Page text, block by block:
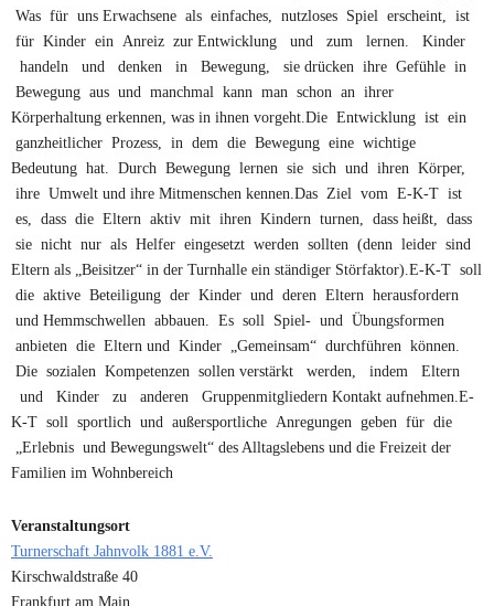
Was für uns Erwachsene als einfaches, nutzloses Spiel erscheint, ist
für Kinder ein Anreiz zur Entwicklung und zum lernen. Kinder
handeln und denken in Bewegung, sie drücken ihre Gefühle in
Bewegung aus und manchmal kann man schon an ihrer
Körperhaltung erkennen, was in ihnen vorgeht.Die Entwicklung ist ein
ganzheitlicher Prozess, in dem die Bewegung eine wichtige
Bedeutung hat. Durch Bewegung lernen sie sich und ihren Körper,
ihre Umwelt und ihre Mitmenschen kennen.Das Ziel vom E-K-T ist
es, dass die Eltern aktiv mit ihren Kindern turnen, dass heißt, dass
sie nicht nur als Helfer eingesetzt werden sollten (denn leider sind
Eltern als „Beisitzer“ in der Turnhalle ein ständiger Störfaktor).E-K-T soll
die aktive Beteiligung der Kinder und deren Eltern herausfordern
und Hemmschwellen abbauen. Es soll Spiel- und Übungsformen
anbieten die Eltern und Kinder „Gemeinsam“ durchführen können.
Die sozialen Kompetenzen sollen verstärkt werden, indem Eltern
und Kinder zu anderen Gruppenmitgliedern Kontakt aufnehmen.E-
K-T soll sportlich und außersportliche Anregungen geben für die
„Erlebnis und Bewegungswelt“ des Alltagslebens und die Freizeit der
Familien im Wohnbereich
Veranstaltungsort
Turnerschaft Jahnvolk 1881 e.V.
Kirschwaldstraße 40
Frankfurt am Main